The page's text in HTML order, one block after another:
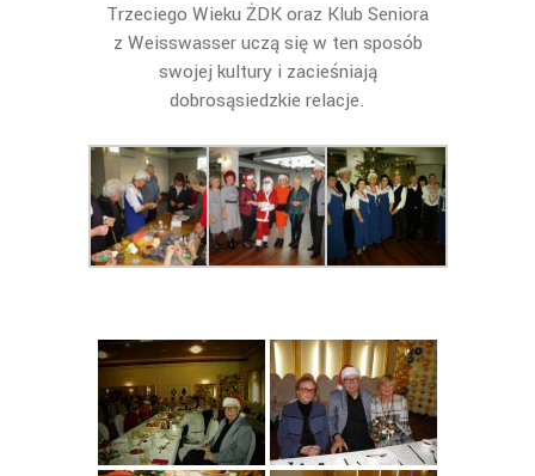
Trzeciego Wieku ŻDK oraz Klub Seniora
z Weisswasser uczą się w ten sposób
swojej kultury i zacieśniają
dobrosąsiedzkie relacje.